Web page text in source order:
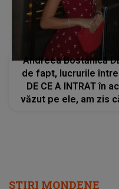
Andreea Bostănică
de fapt, lucrurile
DE CE A INTRAT în
văzut pe ele, am zis
STIRI MONDENE